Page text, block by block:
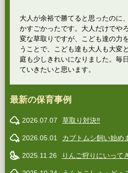
大人が余裕で勝てると思ったのに
かすごかったです。大人だけでや
変な草取りですが、こども達の力
うことで、こども達も大人も大変
庭も少しきれいになりました。毎
ていきたいと思います。
最新の保育事例
2026.07.07 草取り対決‼
2026.05.01 カブトムシ飼い始め
2025.11.26 りんご狩りにいって